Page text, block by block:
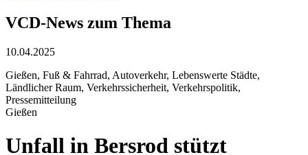
VCD-News zum Thema
10.04.2025
Gießen, Fuß & Fahrrad, Autoverkehr, Lebenswerte Städte,
Ländlicher Raum, Verkehrssicherheit, Verkehrspolitik,
Pressemitteilung
Gießen
Unfall in Bersrod stützt